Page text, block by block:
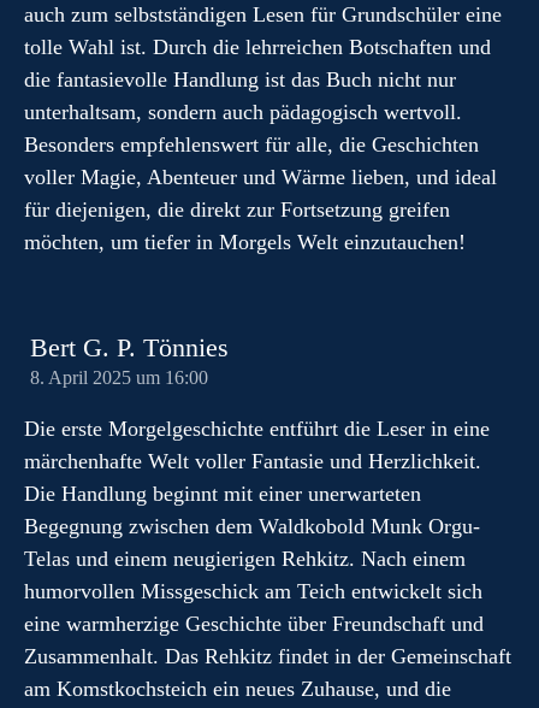
auch zum selbstständigen Lesen für Grundschüler eine
tolle Wahl ist. Durch die lehrreichen Botschaften und
die fantasievolle Handlung ist das Buch nicht nur
unterhaltsam, sondern auch pädagogisch wertvoll.
Besonders empfehlenswert für alle, die Geschichten
voller Magie, Abenteuer und Wärme lieben, und ideal
für diejenigen, die direkt zur Fortsetzung greifen
möchten, um tiefer in Morgels Welt einzutauchen!
Bert G. P. Tönnies
8. April 2025 um 16:00
Die erste Morgelgeschichte entführt die Leser in eine
märchenhafte Welt voller Fantasie und Herzlichkeit.
Die Handlung beginnt mit einer unerwarteten
Begegnung zwischen dem Waldkobold Munk Orgu-
Telas und einem neugierigen Rehkitz. Nach einem
humorvollen Missgeschick am Teich entwickelt sich
eine warmherzige Geschichte über Freundschaft und
Zusammenhalt. Das Rehkitz findet in der Gemeinschaft
am Komstkochsteich ein neues Zuhause, und die